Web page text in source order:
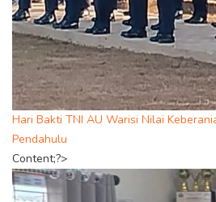
Hari Bakti TNI AU Warisi Nilai
Pendahulu
Content;?>